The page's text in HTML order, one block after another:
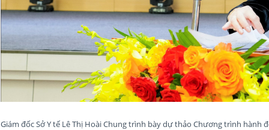
Giám đốc Sở Y tế Lê Thị Hoài Chung trình bày dự thảo Chương trình hành